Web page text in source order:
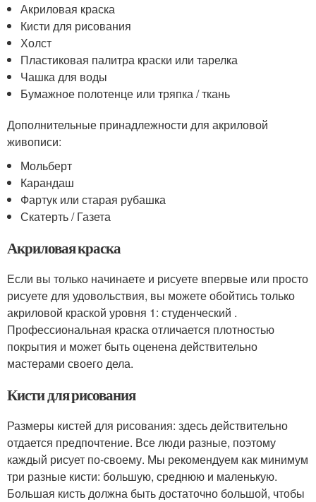
Акриловая краска
Кисти для рисования
Холст
Пластиковая палитра краски или тарелка
Чашка для воды
Бумажное полотенце или тряпка / ткань
Дополнительные принадлежности для акриловой
живописи:
Мольберт
Карандаш
Фартук или старая рубашка
Скатерть / Газета
Акриловая краска
Если вы только начинаете и рисуете впервые или просто
рисуете для удовольствия, вы можете обойтись только
акриловой краской уровня 1: студенческий .
Профессиональная краска отличается плотностью
покрытия и может быть оценена действительно
мастерами своего дела.
Кисти для рисования
Размеры кистей для рисования: здесь действительно
отдается предпочтение. Все люди разные, поэтому
каждый рисует по-своему. Мы рекомендуем как минимум
три разные кисти: большую, среднюю и маленькую.
Большая кисть должна быть достаточно большой, чтобы